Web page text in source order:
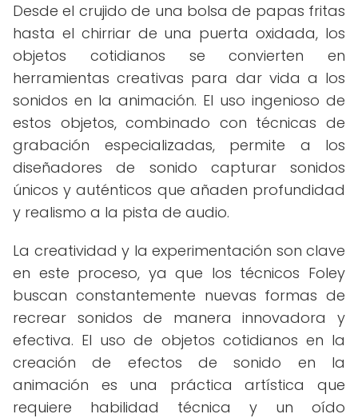
Desde el crujido de una bolsa de papas fritas
hasta el chirriar de una puerta oxidada, los
objetos cotidianos se convierten en
herramientas creativas para dar vida a los
sonidos en la animación. El uso ingenioso de
estos objetos, combinado con técnicas de
grabación especializadas, permite a los
diseñadores de sonido capturar sonidos
únicos y auténticos que añaden profundidad
y realismo a la pista de audio.
La creatividad y la experimentación son clave
en este proceso, ya que los técnicos Foley
buscan constantemente nuevas formas de
recrear sonidos de manera innovadora y
efectiva. El uso de objetos cotidianos en la
creación de efectos de sonido en la
animación es una práctica artística que
requiere habilidad técnica y un oído